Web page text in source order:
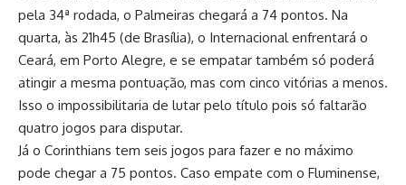
pela 34ª rodada, o Palmeiras chegará a 74 pontos. Na
quarta, às 21h45 (de Brasília), o Internacional enfrentará o
Ceará, em Porto Alegre, e se empatar também só poderá
atingir a mesma pontuação, mas com cinco vitórias a menos.
Isso o impossibilitaria de lutar pelo título pois só faltarão
quatro jogos para disputar.
Já o Corinthians tem seis jogos para fazer e no máximo
pode chegar a 75 pontos. Caso empate com o Fluminense,